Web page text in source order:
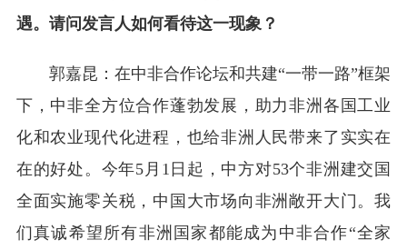
遇。请问发言人如何看待这一现象？
郭嘉昆：在中非合作论坛和共建“一带一路”框架
下，中非全方位合作蓬勃发展，助力非洲各国工业
化和农业现代化进程，也给非洲人民带来了实实在
在的好处。今年5月1日起，中方对53个非洲建交国
全面实施零关税，中国大市场向非洲敞开大门。我
们真诚希望所有非洲国家都能成为中非合作“全家